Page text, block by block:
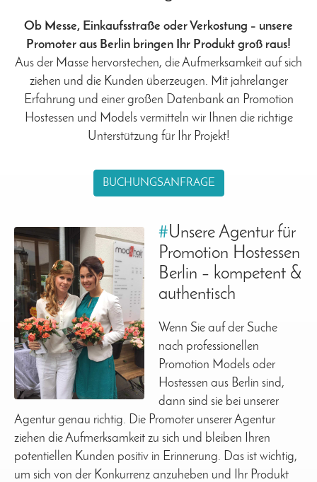
Ob Messe, Einkaufsstraße oder Verkostung – unsere
Promoter aus Berlin bringen Ihr Produkt groß raus!
Aus der Masse hervorstechen, die Aufmerksamkeit auf sich
ziehen und die Kunden überzeugen. Mit jahrelanger
Erfahrung und einer großen Datenbank an Promotion
Hostessen und Models vermitteln wir Ihnen die richtige
Unterstützung für Ihr Projekt!
BUCHUNGSANFRAGE
#Unsere Agentur für
Promotion Hostessen
Berlin – kompetent &
authentisch
Wenn Sie auf der Suche
nach professionellen
Promotion Models oder
Hostessen aus Berlin sind,
dann sind sie bei unserer
Agentur genau richtig. Die Promoter unserer Agentur
ziehen die Aufmerksamkeit zu sich und bleiben Ihren
potentiellen Kunden positiv in Erinnerung. Das ist wichtig,
um sich von der Konkurrenz anzuheben und Ihr Produkt